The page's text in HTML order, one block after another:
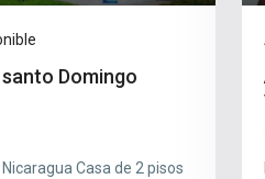
Domingo
Casa de 2 pisos